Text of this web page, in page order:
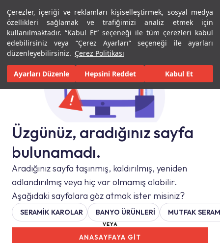
Çerezler, içeriği ve reklamları kişiselleştirmek, sosyal medya
özellikleri sağlamak ve trafiğimizi analiz etmek için
kullanılmaktadır. “Kabul Et” seçeneği ile tüm çerezleri kabul
edebilirsiniz veya “Çerez Ayarları” seçeneği ile ayarları
düzenleyebilirsiniz. Çerez Politikası
Ayarları Düzenle Hepsini Reddet Kabul Et
Menü Menü
Üzgünüz, aradığınız sayfa
bulunamadı.
Aradığınız sayfa taşınmış, kaldırılmış, yeniden
adlandırılmış veya hiç var olmamış olabilir.
Aşağıdaki sayfalara göz atmak ister misiniz?
SERAMIK KAROLAR BANYO ÜRÜNLERİ MUTFAK
VEYA
ANASAYFAYA GİT